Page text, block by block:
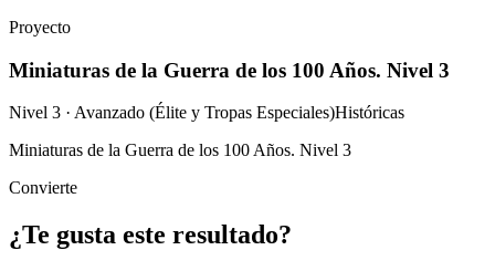
Proyecto
Miniaturas de la Guerra de los 100 Años. Nivel 3
Nivel 3 · Avanzado (Élite y Tropas Especiales)Históricas
Miniaturas de la Guerra de los 100 Años. Nivel 3
Convierte
¿Te gusta este resultado?